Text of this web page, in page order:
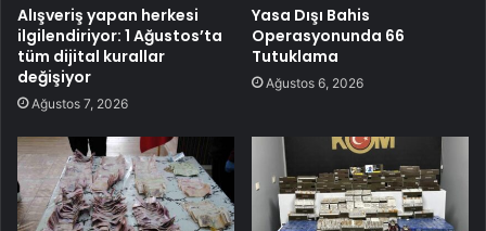
Alışveriş yapan herkesi
ilgilendiriyor: 1 Ağustos’ta
tüm dijital kurallar
değişiyor
Ağustos 7, 2026
Yasa Dışı Bahis
Operasyonunda 66
Tutuklama
Ağustos 6, 2026